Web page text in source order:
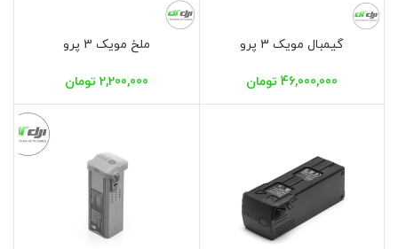
گیمبال مویک 3 پرو
46,000,000 تومان
ملخ مویک 3 پرو
2,200,000 تومان